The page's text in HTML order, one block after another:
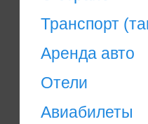
Транспорт
Аренда авто
Отели
Авиабилеты